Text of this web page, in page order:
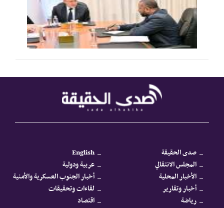
صدى الحقيقة
English
المجلس الانتقالي
عربية ودولية
الأخبار المحلية
أخبار الجنوب العسكرية والأمنية
أخبار وتقارير
لقاءات وتحقيقات
رياضة
اقتصاد